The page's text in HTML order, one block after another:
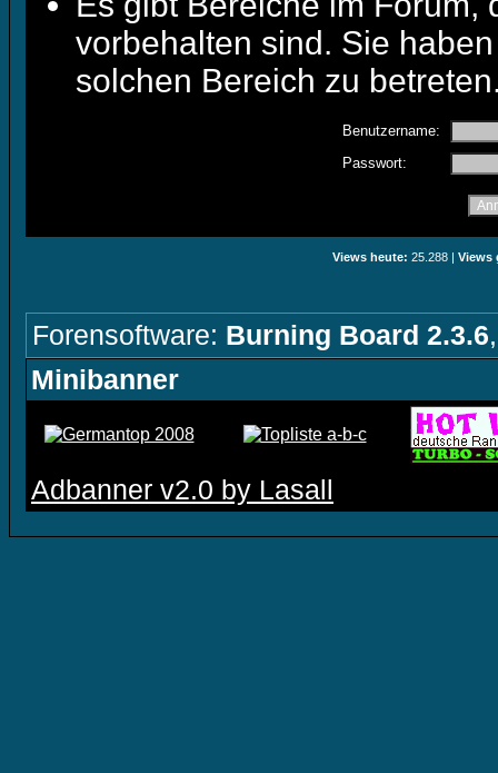
vorbehalten sind. Sie
solchen Bereich zu
Benutzername:
Passwort:
Views heute: 25.288 | Views
Forensoftware: Burning Board 2.3.6
Minibanner
Adbanner v2.0 by Lasall